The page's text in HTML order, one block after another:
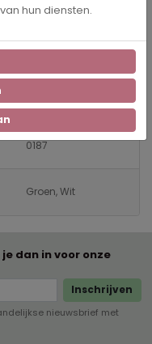
dag. De muurcirkel is
op dibond en forex.
0187
Groen, Wit
dan in voor onze
Inschrijven
nieuwsbrief met
hun diensten.